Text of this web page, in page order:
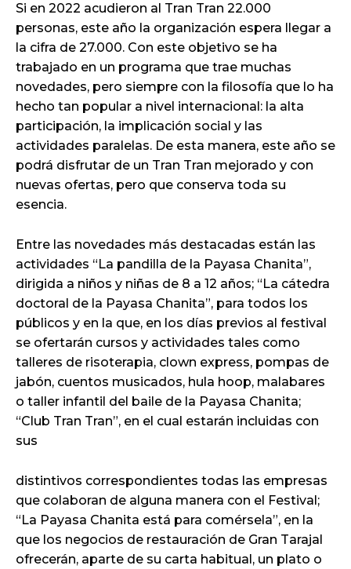
Si en 2022 acudieron al Tran Tran 22.000
personas, este año la organización espera llegar a
la cifra de 27.000. Con este objetivo se ha
trabajado en un programa que trae muchas
novedades, pero siempre con la filosofía que lo ha
hecho tan popular a nivel internacional: la alta
participación, la implicación social y las
actividades paralelas. De esta manera, este año se
podrá disfrutar de un Tran Tran mejorado y con
nuevas ofertas, pero que conserva toda su
esencia.
Entre las novedades más destacadas están las
actividades “La pandilla de la Payasa Chanita”,
dirigida a niños y niñas de 8 a 12 años; “La cátedra
doctoral de la Payasa Chanita”, para todos los
públicos y en la que, en los días previos al festival
se ofertarán cursos y actividades tales como
talleres de risoterapia, clown express, pompas de
jabón, cuentos musicados, hula hoop, malabares
o taller infantil del baile de la Payasa Chanita;
“Club Tran Tran”, en el cual estarán incluidas con
sus
distintivos correspondientes todas las empresas
que colaboran de alguna manera con el Festival;
“La Payasa Chanita está para comérsela”, en la
que los negocios de restauración de Gran Tarajal
ofrecerán, aparte de su carta habitual, un plato o